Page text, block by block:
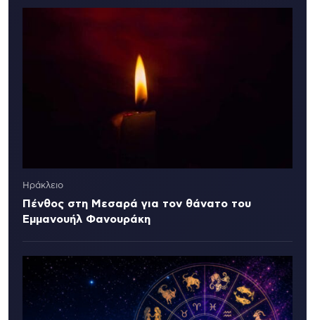
Ηράκλειο
Πένθος στη Μεσαρά για τον θάνατο του
Εμμανουήλ Φανουράκη